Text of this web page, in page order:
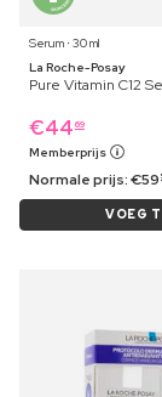
Serum ⋅ 30 ml
La Roche-Posay
Pure Vitamin C12
€44 69
Memberprijs
Normale prijs:€59
VOEG